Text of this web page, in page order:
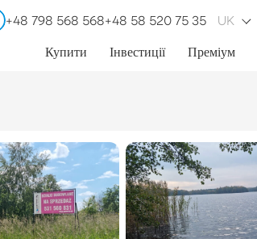
+48 798 568 568+48 58 520 75 35 UK
Купити Інвестиції Преміум